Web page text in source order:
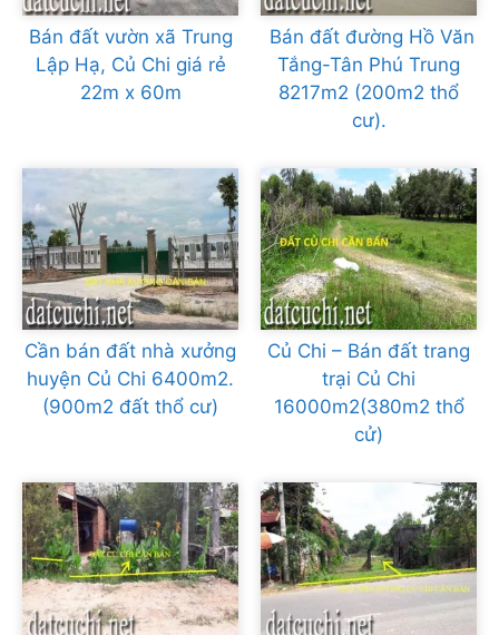
Bán đất vườn xã Trung
Lập Hạ, Củ Chi giá rẻ
22m x 60m
Bán đất đường Hồ Văn
Tắng-Tân Phú Trung
8217m2 (200m2 thổ
cư).
Cần bán đất nhà xưởng
huyện Củ Chi 6400m2.
(900m2 đất thổ cư)
Củ Chi – Bán đất trang
trại Củ Chi
16000m2(380m2 thổ
cử)